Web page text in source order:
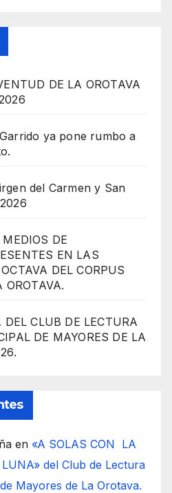
DE LA OROTAVA
ya pone rumbo a
del Carmen y San
DE
EN LAS
DEL CORPUS
DEL CLUB DE LECTURA
DE MAYORES DE LA
en «A SOLAS CON LA
del Club de Lectura
Mayores de La Orotava.